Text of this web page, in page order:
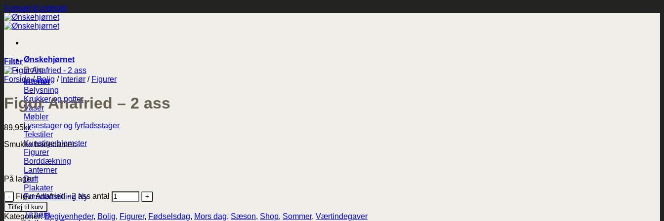
Fortsæt til indhold
Ønskehjørnet
Bolig
Interiør
Belysning
Krukker og potter
Vaser
Møbler
Lysestager og fyrfadsstager
Tekstiler
Kunstige blomster
Figurer
Borddækning
Lanterner
Duft
Plakater
Forudbestilling
Maileg
Til børn
Filter
Forside / Bolig / Interiør / Figurer
Figur Anafried – 2 ass
89,95kr.
Smukke badedamer.
På lager
Figur Anafried - 2 ass antal
Tilføj til kurv
Kategorier:Begivenheder, Bolig, Figurer, Fødselsdag, Mors dag, Sæson, Shop, Sommer, Værtindegaver